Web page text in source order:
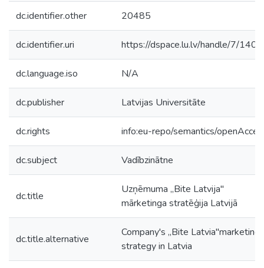
dc.identifier.other 20485
dc.identifier.uri https://dspace.lu.lv/handle/7/
dc.language.iso N/A
dc.publisher Latvijas Universitāte
dc.rights info:eu-repo/semantics/
dc.subject Vadībzinātne
dc.title
Uzņēmuma ,,Bite Latvija"
mārketinga stratēģija Latvijā
dc.title.alternative
Company's ,,Bite Latvia"marketing
strategy in Latvia